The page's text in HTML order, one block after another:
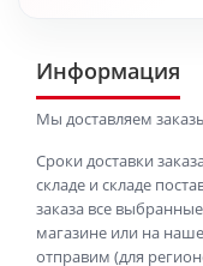
Информация
Мы доставляем
Сроки доставки
складе и складе
заказа все
магазине или на
отправим (для